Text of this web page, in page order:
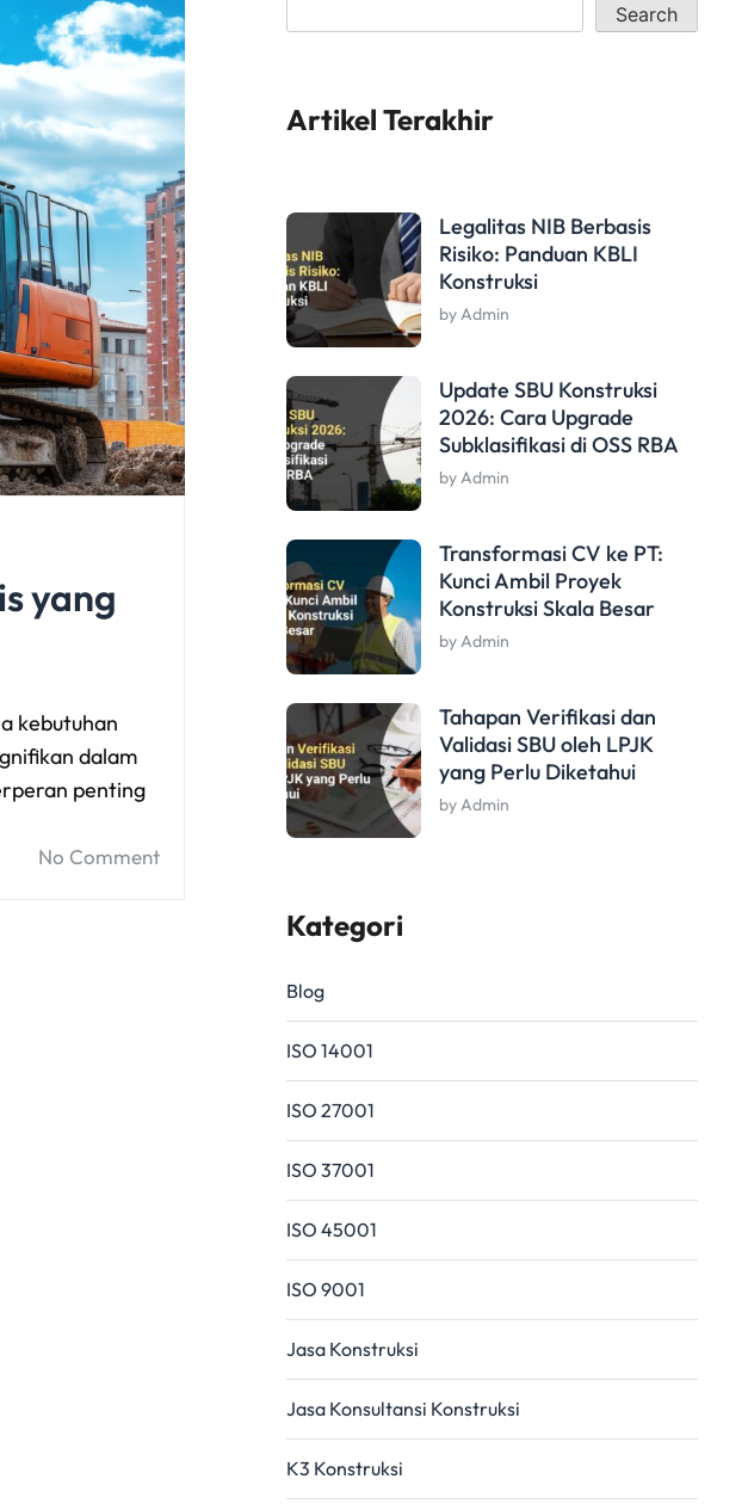
yang
kebutuhan
dalam
penting
No Comment
Search
Artikel Terakhir
Legalitas NIB Berbasis
Risiko: Panduan KBLI
Konstruksi
by Admin
Update SBU Konstruksi
2026: Cara Upgrade
Subklasifikasi di OSS RBA
by Admin
Transformasi CV ke PT:
Kunci Ambil Proyek
Konstruksi Skala Besar
by Admin
Tahapan Verifikasi dan
Validasi SBU oleh LPJK
yang Perlu Diketahui
by Admin
Kategori
Blog
ISO 14001
ISO 27001
ISO 37001
ISO 45001
ISO 9001
Jasa Konstruksi
Jasa Konsultansi Konstruksi
K3 Konstruksi